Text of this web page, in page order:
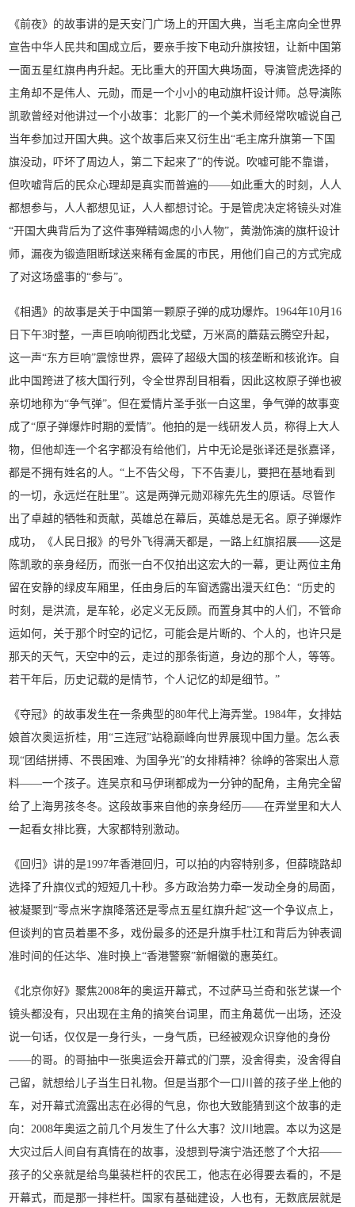
《前夜》的故事讲的是天安门广场上的开国大典，当毛主席向全世界
宣告中华人民共和国成立后，要亲手按下电动升旗按钮，让新中国第
一面五星红旗冉冉升起。无比重大的开国大典场面，导演管虎选择的
主角却不是伟人、元勋，而是一个小小的电动旗杆设计师。总导演陈
凯歌曾经对他讲过一个小故事：北影厂的一个美术师经常吹嘘说自己
当年参加过开国大典。这个故事后来又衍生出“毛主席升旗第一下国
旗没动，吓坏了周边人，第二下起来了”的传说。吹嘘可能不靠谱，
但吹嘘背后的民众心理却是真实而普遍的——如此重大的时刻，人人
都想参与，人人都想见证，人人都想讨论。于是管虎决定将镜头对准
“开国大典背后为了这件事殚精竭虑的小人物”，黄渤饰演的旗杆设计
师，漏夜为锻造阻断球送来稀有金属的市民，用他们自己的方式完成
了对这场盛事的“参与”。
《相遇》的故事是关于中国第一颗原子弹的成功爆炸。1964年10月16
日下午3时整，一声巨响响彻西北戈壁，万米高的蘑菇云腾空升起，
这一声“东方巨响”震惊世界，震碎了超级大国的核垄断和核讹诈。自
此中国跨进了核大国行列，令全世界刮目相看，因此这枚原子弹也被
亲切地称为“争气弹”。但在爱情片圣手张一白这里，争气弹的故事变
成了“原子弹爆炸时期的爱情”。他拍的是一线研发人员，称得上大人
物，但他却连一个名字都没有给他们，片中无论是张译还是张嘉译，
都是不拥有姓名的人。“上不告父母，下不告妻儿，要把在基地看到
的一切，永远烂在肚里”。这是两弹元勋邓稼先先生的原话。尽管作
出了卓越的牺牲和贡献，英雄总在幕后，英雄总是无名。原子弹爆炸
成功，《人民日报》的号外飞得满天都是，一路上红旗招展——这是
陈凯歌的亲身经历，而张一白不仅拍出这宏大的一幕，更让两位主角
留在安静的绿皮车厢里，任由身后的车窗透露出漫天红色：“历史的
时刻，是洪流，是车轮，必定义无反顾。而置身其中的人们，不管命
运如何，关于那个时空的记忆，可能会是片断的、个人的，也许只是
那天的天气，天空中的云，走过的那条街道，身边的那个人，等等。
若干年后，历史记载的是情节，个人记忆的却是细节。”
《夺冠》的故事发生在一条典型的80年代上海弄堂。1984年，女排姑
娘首次奥运折桂，用“三连冠”站稳巅峰向世界展现中国力量。怎么表
现“团结拼搏、不畏困难、为国争光”的女排精神？徐峥的答案出人意
料——一个孩子。连吴京和马伊琍都成为一分钟的配角，主角完全留
给了上海男孩冬冬。这段故事来自他的亲身经历——在弄堂里和大人
一起看女排比赛，大家都特别激动。
《回归》讲的是1997年香港回归，可以拍的内容特别多，但薛晓路却
选择了升旗仪式的短短几十秒。多方政治势力牵一发动全身的局面，
被凝聚到“零点米字旗降落还是零点五星红旗升起”这一个争议点上，
但谈判的官员着墨不多，戏份最多的还是升旗手杜江和背后为钟表调
准时间的任达华、准时换上“香港警察”新帽徽的惠英红。
《北京你好》聚焦2008年的奥运开幕式，不过萨马兰奇和张艺谋一个
镜头都没有，只出现在主角的搞笑台词里，而主角葛优一出场，还没
说一句话，仅仅是一身行头，一身气质，已经被观众识穿他的身份
——的哥。的哥抽中一张奥运会开幕式的门票，没舍得卖，没舍得自
己留，就想给儿子当生日礼物。但是当那个一口川普的孩子坐上他的
车，对开幕式流露出志在必得的气息，你也大致能猜到这个故事的走
向：2008年奥运之前几个月发生了什么大事？汶川地震。本以为这是
大灾过后人间自有真情在的故事，没想到导演宁浩还憋了个大招——
孩子的父亲就是给鸟巢装栏杆的农民工，他志在必得要去看的，不是
开幕式，而是那一排栏杆。国家有基础建设，人也有，无数底层就是